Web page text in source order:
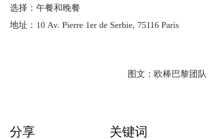
选择：午餐和晚餐
地址：10 Av. Pierre 1er de Serbie, 75116 Paris
图文：欧棒巴黎团队
分享 关键词